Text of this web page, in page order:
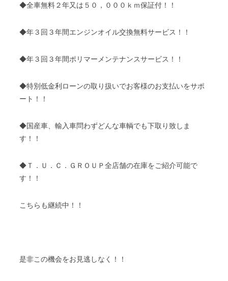
◆全車無料２年又は５０，０００ｋｍ保証付！！
◆年３回３年間エンジンオイル交換無料サービス！！
◆年３回３年間ポリマーメンテナンスサービス！！
◆特別低金利ローンの取り扱いでお客様のお支払いをサポ
ート！！
◆国産車、輸入車問わずどんな車輌でも下取り致しま
す！！
◆Ｔ．Ｕ．Ｃ．ＧＲＯＵＰ全店舗の在庫をご紹介可能で
す！！
こちらも継続中！！
是非この機会をお見逃しなく！！